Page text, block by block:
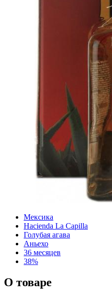
Мексика
Hacienda La Capilla
Голубая агава
Аньехо
36 месяцев
38%
О товаре